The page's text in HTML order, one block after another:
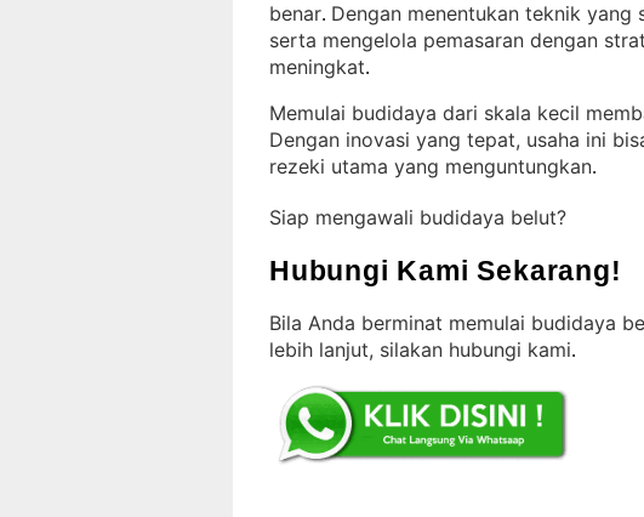
benar. Dengan menentukan teknik yang
serta mengelola pemasaran dengan
meningkat.
Memulai budidaya dari skala kecil
Dengan inovasi yang tepat, usaha ini
rezeki utama yang menguntungkan.
Siap mengawali budidaya belut?
Hubungi Kami Sekarang!
Bila Anda berminat memulai budidaya
lebih lanjut, silakan hubungi kami.